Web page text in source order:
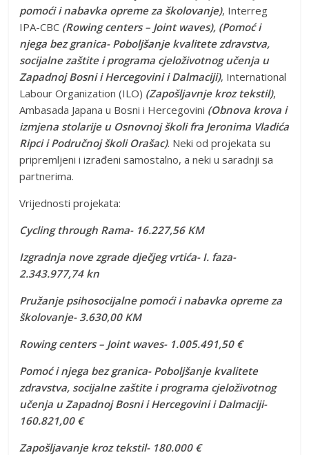
pomoći i nabavka opreme za školovanje), Interreg
IPA-CBC (Rowing centers – Joint waves), (Pomoć i
njega bez granica- Poboljšanje kvalitete zdravstva,
socijalne zaštite i programa cjeloživotnog učenja u
Zapadnoj Bosni i Hercegovini i Dalmaciji), International
Labour Organization (ILO) (Zapošljavnje kroz tekstil),
Ambasada Japana u Bosni i Hercegovini (Obnova krova i
izmjena stolarije u Osnovnoj školi fra Jeronima Vladića
Ripci i Područnoj školi Orašac). Neki od projekata su
pripremljeni i izrađeni samostalno, a neki u saradnji sa
partnerima.
Vrijednosti projekata:
Cycling through Rama- 16.227,56 KM
Izgradnja nove zgrade dječjeg vrtića- I. faza-
2.343.977,74 kn
Pružanje psihosocijalne pomoći i nabavka opreme za
školovanje- 3.630,00 KM
Rowing centers – Joint waves- 1.005.491,50 €
Pomoć i njega bez granica- Poboljšanje kvalitete
zdravstva, socijalne zaštite i programa cjeloživotnog
učenja u Zapadnoj Bosni i Hercegovini i Dalmaciji-
160.821,00 €
Zapošljavanje kroz tekstil- 180.000 €